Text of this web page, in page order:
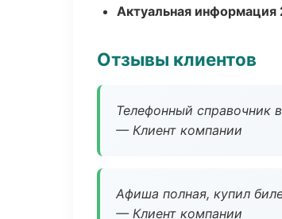
Актуальная информация
Отзывы клиентов
Телефонный справочник
— Клиент компании
Афиша полная, купил
— Клиент компании